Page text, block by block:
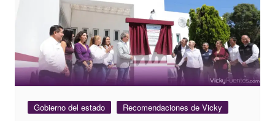
Gobierno del estado Recomendaciones de Vicky